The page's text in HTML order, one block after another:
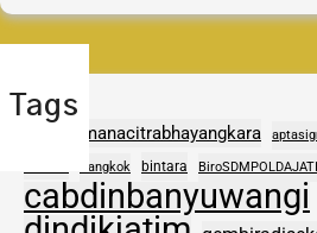
Tags
adhipramanacitrabhayangkara
Bangkok bintara
cabdinbanyuwangi